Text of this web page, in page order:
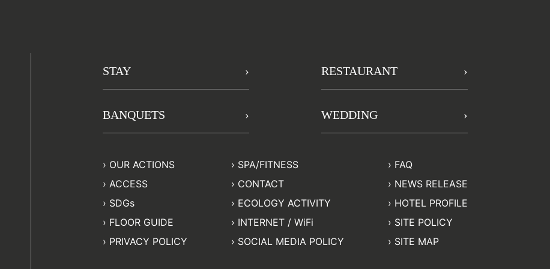
STAY RESTAURANT
BANQUETS WEDDING
OUR ACTIONS SPA/FITNESS
FAQ
ACCESS
CONTACT
NEWS RELEASE
SDGs
ECOLOGY ACTIVITY
HOTEL PROFILE
FLOOR GUIDE
INTERNET / WiFi
SITE POLICY
PRIVACY POLICY
SOCIAL MEDIA POLICY SITE MAP